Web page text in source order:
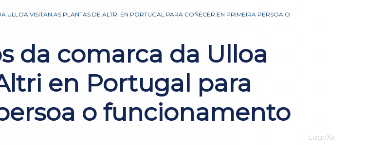
ULLOA VISITAN AS PLANTAS DE ALTRI EN PORTUGAL PARA COÑECER EN PRIMEIRA PERSOA O
da comarca da Ulloa
en Portugal para
o funcionamento
LugoXa